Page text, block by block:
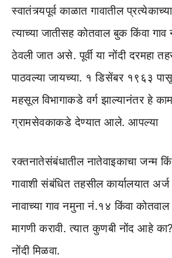
स्वातंत्र्यपूर्व काळात गावातील
त्याच्या जातीसह कोतवाल बुक किंवा
ठेवली जात असे. पूर्वी या नोंदी दरमहा
पाठवल्या जायच्या. १ डिसेंबर १९६३
महसूल विभागाकडे वर्ग झाल्यानंतर हे
ग्रामसेवकाकडे देण्यात आले. आपल्या
रक्तनातेसंबंधातील नातेवाइकाचा जन्म
गावाशी संबंधित तहसील कार्यालयात
नावाच्या गाव नमुना नं.१४ किंवा
मागणी करावी. त्यात कुणबी नोंद आहे
नोंदी मिळवा.